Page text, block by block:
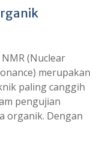
(Nuclear
merupakan
paling canggih
pengujian
organik. Dengan